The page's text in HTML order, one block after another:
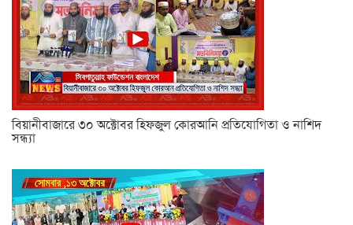
বিয়ানীবাজারে ৩০ অক্টোবর হিফজুল কোরআনি প্রতিযোগিতা ও নাশিদ
সন্ধ্যা